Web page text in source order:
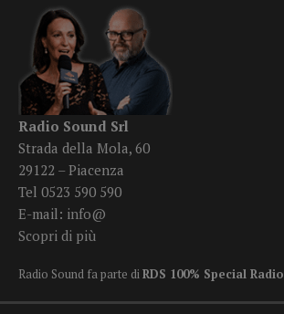
Radio Sound Srl
Strada della Mola, 60
29122 – Piacenza
Tel 0523 590 590
E-mail: info@
Scopri di più
Radio Sound fa parte diRDS 100% Special Radio